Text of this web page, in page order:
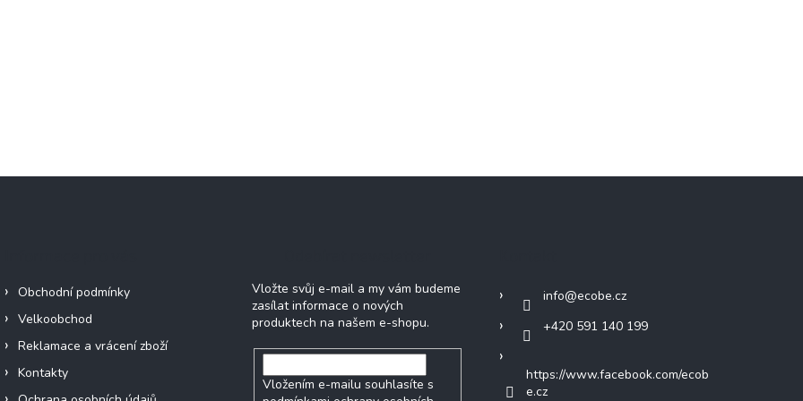
Obchodní podmínky
Velkoobchod
Reklamace a vrácení zboží
Kontakty
Vložte svůj e-mail a my vám budeme
zasílat informace o nových
produktech na našem e-shopu.
Vložením e-mailu souhlasíte s
info@ecobe.cz
+420 591 140 199
https://www.facebook.com/ecob
e.cz